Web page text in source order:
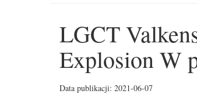
GCL Šamorín 2021: Pierwsza
LGCT
LGCT
Explosion W
Data publikacji: 2021-06-07